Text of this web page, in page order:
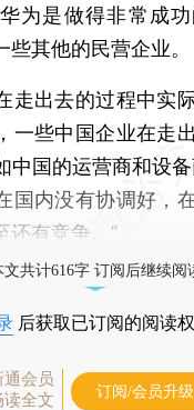
为是做得非常成
其他的民营企业。
出去的过程中实
一些中国企业在走
中国的运营商和设
国内没有协调好，
还有竞争。”
文共计616字 订阅后继续阅
后获取已订阅的阅读
通会员
读全文
订阅/会员升级